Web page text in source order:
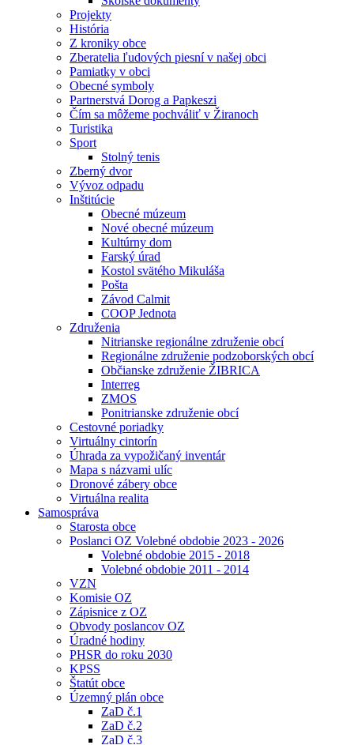
Projekty
História
Z kroniky obce
Zberatelia ľudových piesní v našej obci
Pamiatky v obci
Obecné symboly
Partnerstvá Dorog a Papkeszi
Čím sa môžeme pochváliť v Žiranoch
Turistika
Sport
Stolný tenis
Zberný dvor
Vývoz odpadu
Inštitúcie
Obecné múzeum
Nové obecné múzeum
Kultúrny dom
Farský úrad
Kostol svätého Mikuláša
Pošta
Závod Calmit
COOP Jednota
Združenia
Nitrianske regionálne združenie obcí
Regionálne združenie podzoborských obcí
Občianske združenie ŽIBRICA
Interreg
ZMOS
Ponitrianske združenie obcí
Cestovné poriadky
Virtuálny cintorín
Úhrada za vypožičaný inventár
Mapa s názvami ulíc
Dronové zábery obce
Virtuálna realita
Samospráva
Starosta obce
Poslanci OZ Volebné obdobie 2023 - 2026
Volebné obdobie 2015 - 2018
Volebné obdobie 2011 - 2014
VZN
Komisie OZ
Zápisnice z OZ
Obvody poslancov OZ
Úradné hodiny
PHSR do roku 2030
KPSS
Štatút obce
Územný plán obce
ZaD č.1
ZaD č.2
ZaD č.3